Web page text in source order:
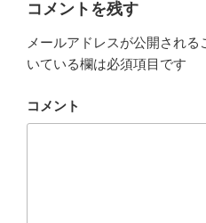
コメントを残す
メールアドレスが公開される
いている欄は必須項目です
コメント